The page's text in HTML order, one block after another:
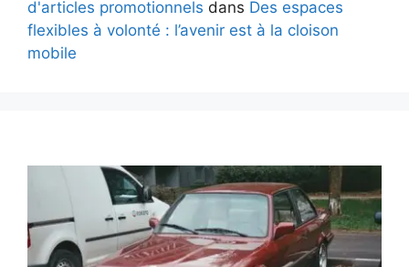
d'articles promotionnels dans Des espaces
flexibles à volonté : l’avenir est à la cloison
mobile